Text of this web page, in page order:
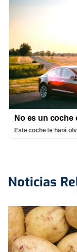
No es un coche
Este coche te hará
Noticias